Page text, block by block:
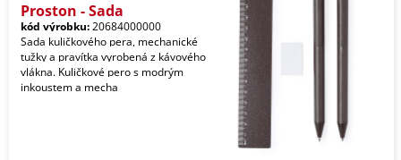
Proston - Sada
kód výrobku:20684000000
Sada kuličkového pera, mechanické
tužky a pravítka vyrobená z kávového
vlákna. Kuličkové pero s modrým
inkoustem a mecha